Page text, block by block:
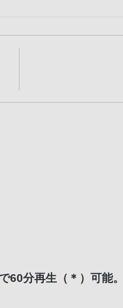
60分再生（＊）可能